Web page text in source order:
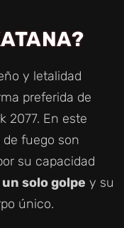
y letalidad
preferida de
2077. En este
fuego son
su capacidad
solo golpe y su
único.